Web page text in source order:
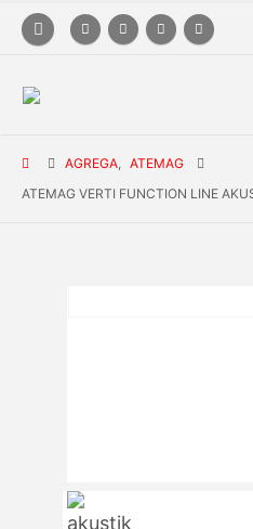
AGREGA, ATEMAG
ATEMAG VERTI FUNCTION LINE